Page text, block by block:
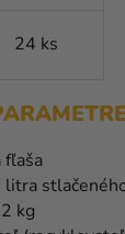
24 ks
fľaša
litra
kg